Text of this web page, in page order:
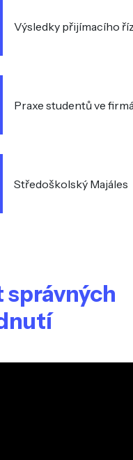
Výsledky přijímacího
Praxe studentů ve
Středoškolský Majáles
správných